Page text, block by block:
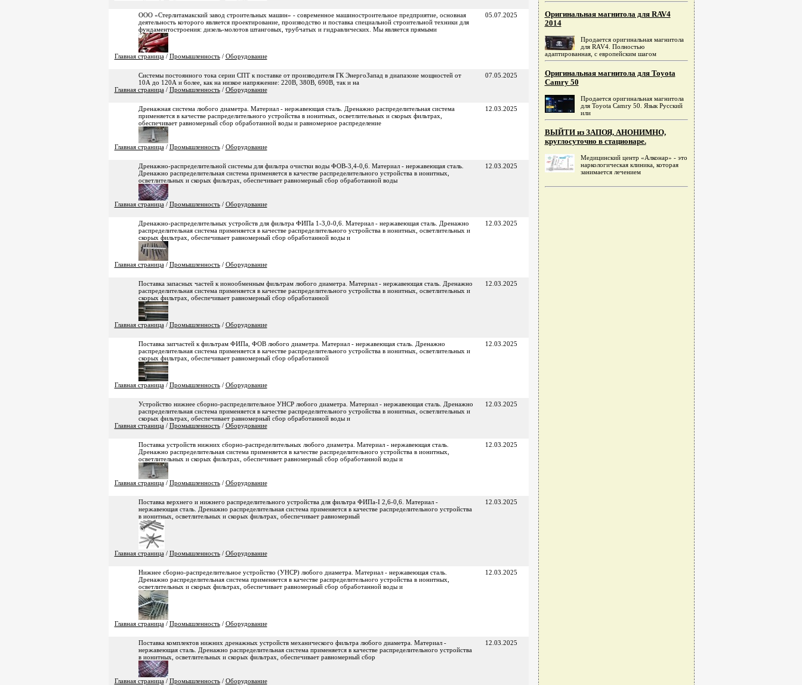
ООО «Стерлитамакский завод строительных машин» - современное машиностроительное предприятие, основная
деятельность которого является проектирование, производство и поставка специальной строительной техники для
фундаментостроения: дизель-молотов штанговых, трубчатых и гидравлических. Мы является прямыми
Главная страница/ Промышленность/ Оборудование
05.07.2025
Системы постоянного тока серии СПТ к поставке от производителя ГК ЭнергоЗапад в диапазоне мощностей от
10А до 120А и более, как на низкое напряжение: 220В, 380В, 690В, так и на
Главная страница/ Промышленность/ Оборудование
07.05.2025
Дренажная система любого диаметра. Материал - нержавеющая сталь. Дренажно распределительная система
применяется в качестве распределительного устройства в ионитных, осветлительных и скорых фильтрах,
обеспечивает равномерный сбор обработанной воды и равномерное распределение
Главная страница/ Промышленность/ Оборудование
12.03.2025
Дренажно-распределительной системы для фильтра очистки воды ФОВ-3,4-0,6. Материал - нержавеющая сталь.
Дренажно распределительная система применяется в качестве распределительного устройства в ионитных,
осветлительных и скорых фильтрах, обеспечивает равномерный сбор обработанной воды
Главная страница/ Промышленность/ Оборудование
12.03.2025
Дренажно-распределительных устройств для фильтра ФИПа 1-3,0-0,6. Материал - нержавеющая сталь. Дренажно
распределительная система применяется в качестве распределительного устройства в ионитных, осветлительных и
скорых фильтрах, обеспечивает равномерный сбор обработанной воды и
Главная страница/ Промышленность/ Оборудование
12.03.2025
Поставка запасных частей к ионообменным фильтрам любого диаметра. Материал - нержавеющая сталь. Дренажно
распределительная система применяется в качестве распределительного устройства в ионитных, осветлительных и
скорых фильтрах, обеспечивает равномерный сбор обработанной
Главная страница/ Промышленность/ Оборудование
12.03.2025
Поставка запчастей к фильтрам ФИПа, ФОВ любого диаметра. Материал - нержавеющая сталь. Дренажно
распределительная система применяется в качестве распределительного устройства в ионитных, осветлительных и
скорых фильтрах, обеспечивает равномерный сбор обработанной
Главная страница/ Промышленность/ Оборудование
12.03.2025
Устройство нижнее сборно-распределительное УНСР любого диаметра. Материал - нержавеющая сталь. Дренажно
распределительная система применяется в качестве распределительного устройства в ионитных, осветлительных и
скорых фильтрах, обеспечивает равномерный сбор обработанной воды и
Главная страница/ Промышленность/ Оборудование
12.03.2025
Поставка устройств нижних сборно-распределительных любого диаметра. Материал - нержавеющая сталь.
Дренажно распределительная система применяется в качестве распределительного устройства в ионитных,
осветлительных и скорых фильтрах, обеспечивает равномерный сбор обработанной воды и
Главная страница/ Промышленность/ Оборудование
12.03.2025
Поставка верхнего и нижнего распределительного устройства для фильтра ФИПа-I 2,6-0,6. Материал -
нержавеющая сталь. Дренажно распределительная система применяется в качестве распределительного устройства
в ионитных, осветлительных и скорых фильтрах, обеспечивает равномерный
Главная страница/ Промышленность/ Оборудование
12.03.2025
Нижнее сборно-распределительное устройство (УНСР) любого диаметра. Материал - нержавеющая сталь.
Дренажно распределительная система применяется в качестве распределительного устройства в ионитных,
осветлительных и скорых фильтрах, обеспечивает равномерный сбор обработанной воды и
Главная страница/ Промышленность/ Оборудование
12.03.2025
Поставка комплектов нижних дренажных устройств механического фильтра любого диаметра. Материал -
нержавеющая сталь. Дренажно распределительная система применяется в качестве распределительного устройства
в ионитных, осветлительных и скорых фильтрах, обеспечивает равномерный сбор
Главная страница/ Промышленность/ Оборудование
12.03.2025
Оригинальная магнитола для RAV4
2014
Продается оригинальная магнитола
для RAV4. Полностью
адаптированная, c европейским шагом
Оригинальная магнитола для Toyota
Camry 50
Продается оригинальная магнитола
для Toyota Camry 50. Язык Русский
или
ВЫЙТИ из ЗАПОЯ, АНОНИМНО,
круглосуточно в стационаре.
Медицинский центр «Алконар» - это
наркологическая клиника, которая
занимается лечением